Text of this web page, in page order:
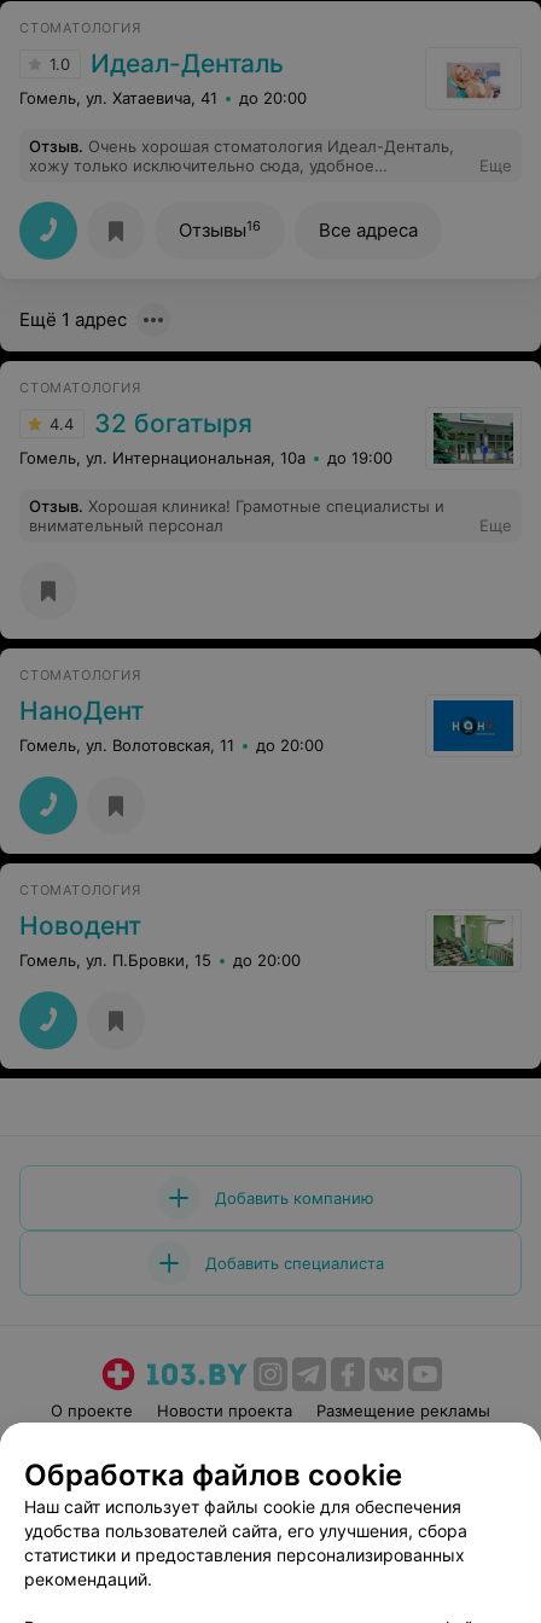
процветания и благодарных клиентов вам!!!
СТОМАТОЛОГИЯ
1.0 Идеал-Денталь
Гомель, ул. Хатаевича, 41 до 20:00
Отзыв. Очень хорошая стоматология Идеал-Денталь,
хожу только исключительно сюда, удобное
Отдельное спасибо моему лечащему врачу
Лесниковой Татьяне Николаевне, всегда выручит в
трудную минуту, когда очень уж не возможно терпеть!
И в общем человек делают свою работу на 100%.
Еще
Отзывы16 Все адреса
Ещё 1 адрес
СТОМАТОЛОГИЯ
4.4 32 богатыря
Гомель, ул. Интернациональная, 10а до 19:00
Отзыв. Хорошая клиника! Грамотные специалисты и
внимательный персонал
Еще
СТОМАТОЛОГИЯ
НаноДент
Гомель, ул. Волотовская, 11 до 20:00
СТОМАТОЛОГИЯ
Новодент
Гомель, ул. П.Бровки, 15 до 20:00
Добавить компанию
Добавить специалиста
О проекте Новости проекта
Размещение рекламы
Пользовательское соглашение
Способы оплаты
Вакансии
Партнеры
Написать руководителю 103.by
Обработка файлов cookie
Наш сайт использует файлы cookie для обеспечения
удобства пользователей сайта, его улучшения, сбора
статистики и предоставления персонализированных
рекомендаций.